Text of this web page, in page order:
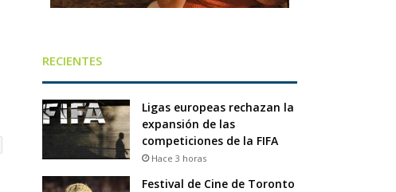
RECIENTES
Ligas europeas rechazan la
expansión de las
competiciones de la FIFA
Hace 3 horas
Festival de Cine de Toronto